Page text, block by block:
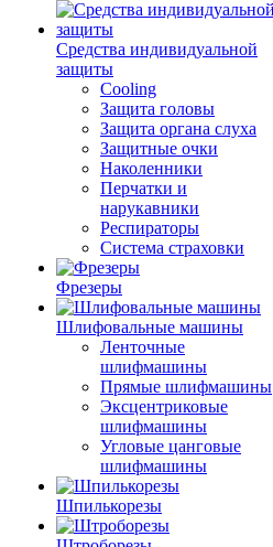
Средства индивидуальной
защиты
Cooling
Защита головы
Защита органа слуха
Защитные очки
Наколенники
Перчатки и
нарукавники
Респираторы
Система страховки
Фрезеры
Шлифовальные машины
Ленточные
шлифмашины
Прямые шлифмашины
Эксцентриковые
шлифмашины
Угловые цанговые
шлифмашины
Шпилькорезы